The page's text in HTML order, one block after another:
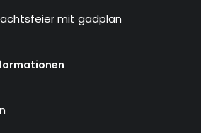
mit gadplan